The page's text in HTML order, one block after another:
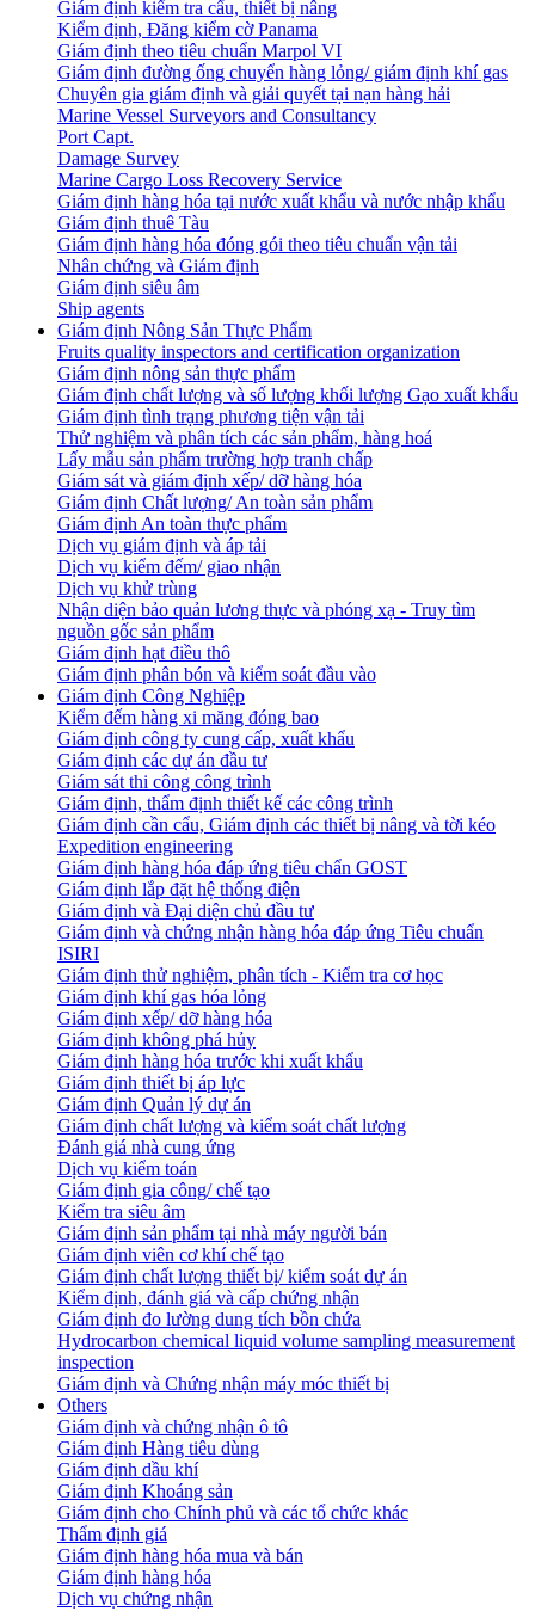
Giám định kiểm tra cẩu, thiết bị nâng
Kiểm định, Đăng kiểm cờ Panama
Giám định theo tiêu chuẩn Marpol VI
Giám định đường ống chuyển hàng lỏng/ giám định khí gas
Chuyên gia giám định và giải quyết tại nạn hàng hải
Marine Vessel Surveyors and Consultancy
Port Capt.
Damage Survey
Marine Cargo Loss Recovery Service
Giám định hàng hóa tại nước xuất khẩu và nước nhập khẩu
Giám định thuê Tàu
Giám định hàng hóa đóng gói theo tiêu chuẩn vận tải
Nhân chứng và Giám định
Giám định siêu âm
Ship agents
Giám định Nông Sản Thực Phẩm
Fruits quality inspectors and certification organization
Giám định nông sản thực phẩm
Giám định chất lượng và số lượng khối lượng Gạo xuất khẩu
Giám định tình trạng phương tiện vận tải
Thử nghiệm và phân tích các sản phẩm, hàng hoá
Lấy mẫu sản phẩm trường hợp tranh chấp
Giám sát và giám định xếp/ dỡ hàng hóa
Giám định Chất lượng/ An toàn sản phẩm
Giám định An toàn thực phẩm
Dịch vụ giám định và áp tải
Dịch vụ kiểm đếm/ giao nhận
Dịch vụ khử trùng
Nhận diện bảo quản lương thực và phóng xạ - Truy tìm
nguồn gốc sản phẩm
Giám định hạt điều thô
Giám định phân bón và kiểm soát đầu vào
Giám định Công Nghiệp
Kiểm đếm hàng xi măng đóng bao
Giám định công ty cung cấp, xuất khẩu
Giám định các dự án đầu tư
Giám sát thi công công trình
Giám định, thẩm định thiết kế các công trình
Giám định cần cẩu, Giám định các thiết bị nâng và tời kéo
Expedition engineering
Giám định hàng hóa đáp ứng tiêu chẩn GOST
Giám định lắp đặt hệ thống điện
Giám định và Đại diện chủ đầu tư
Giám định và chứng nhận hàng hóa đáp ứng Tiêu chuẩn
ISIRI
Giám định thử nghiệm, phân tích - Kiểm tra cơ học
Giám định khí gas hóa lỏng
Giám định xếp/ dỡ hàng hóa
Giám định không phá hủy
Giám định hàng hóa trước khi xuất khẩu
Giám định thiết bị áp lực
Giám định Quản lý dự án
Giám định chất lượng và kiểm soát chất lượng
Đánh giá nhà cung ứng
Dịch vụ kiểm toán
Giám định gia công/ chế tạo
Kiểm tra siêu âm
Giám định sản phẩm tại nhà máy người bán
Giám định viên cơ khí chế tạo
Giám định chất lượng thiết bị/ kiểm soát dự án
Kiểm định, đánh giá và cấp chứng nhận
Giám định đo lường dung tích bồn chứa
Hydrocarbon chemical liquid volume sampling measurement
inspection
Giám định và Chứng nhận máy móc thiết bị
Others
Giám định và chứng nhận ô tô
Giám định Hàng tiêu dùng
Giám định dầu khí
Giám định Khoáng sản
Giám định cho Chính phủ và các tổ chức khác
Thẩm định giá
Giám định hàng hóa mua và bán
Giám định hàng hóa
Dịch vụ chứng nhận